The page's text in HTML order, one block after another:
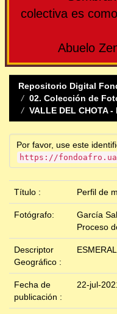
colectiva es
Abuelo
Repositorio Digital
02. Colección de
VALLE DEL CHOTA
Por favor, use este
https://
Título : Perfil de
Fotógrafo:
García
Proceso
Descriptor
Geográfico :
Fecha de
publicación :
22-jul-